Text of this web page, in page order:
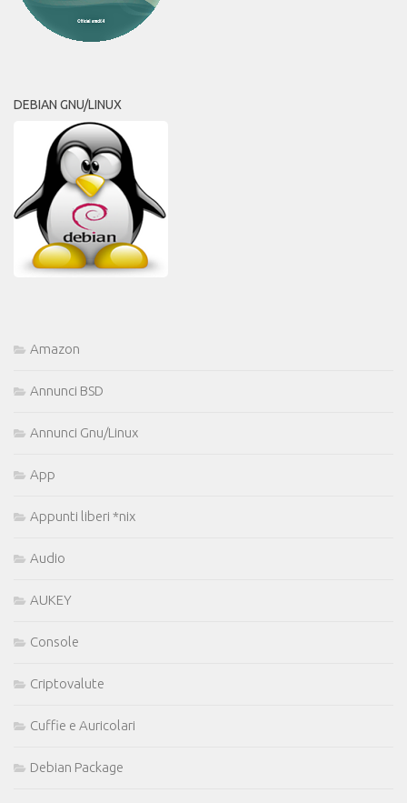
DEBIAN GNU/LINUX
Amazon
Annunci BSD
Annunci Gnu/Linux
App
Appunti liberi *nix
Audio
AUKEY
Console
Criptovalute
Cuffie e Auricolari
Debian Package